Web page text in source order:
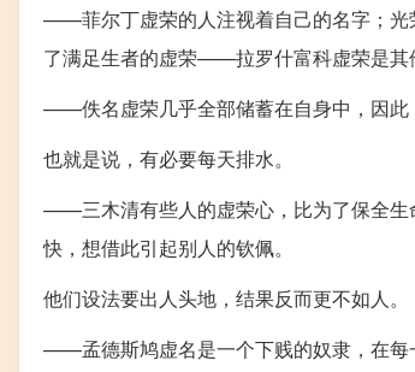
——菲尔丁虚荣的人注视着自己的名字；
了满足生者的虚荣——拉罗什富科虚荣是其
——佚名虚荣几乎全部储蓄在自身中，因此
也就是说，有必要每天排水。
——三木清有些人的虚荣心，比为了保全生
快，想借此引起别人的钦佩。
他们设法要出人头地，结果反而更不如人。
——孟德斯鸠虚名是一个下贱的奴隶，在每